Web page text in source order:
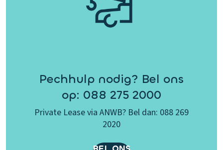
Pechhulp nodig? Bel ons
op: 088 275 2000
Private Lease via ANWB? Bel dan: 088 269
2020